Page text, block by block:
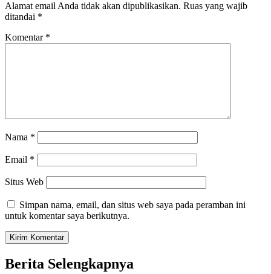
Alamat email Anda tidak akan dipublikasikan. Ruas yang wajib
ditandai *
Komentar *
Nama *
Email *
Situs Web
Simpan nama, email, dan situs web saya pada peramban ini
untuk komentar saya berikutnya.
Berita Selengkapnya